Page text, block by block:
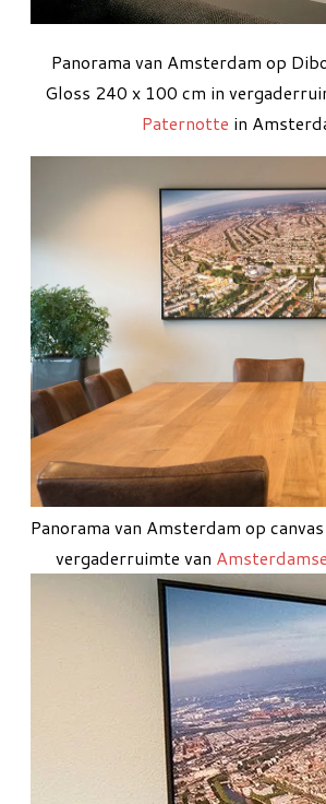
Panorama van Amsterdam op
Gloss 240 x 100 cm in
Paternotte in
Panorama van Amsterdam op canvas
vergaderruimte van